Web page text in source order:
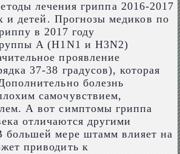
A (H1N1 и H3N2)
проявление
37-38 градусов), которая
болезнь
самочувствием,
А вот симптомы гриппа
отличаются другими
большей мере штамм влияет на
приводить к